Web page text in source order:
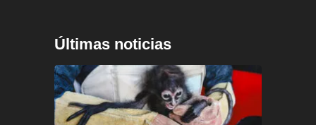
Últimas noticias